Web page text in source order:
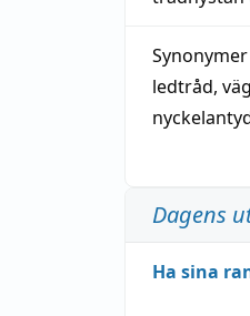
ledtråd,
Dagens
Ha sina